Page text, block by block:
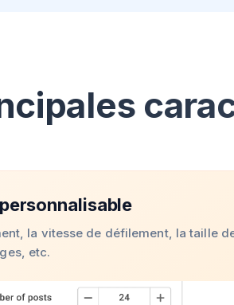
la vitesse de défilement, la taille
etc.